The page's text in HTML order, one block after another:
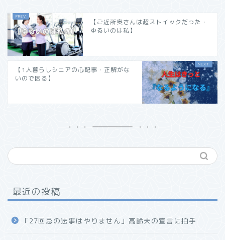
【ご近所奥さんは超ストイックだった・
ゆるいのは私】
【1人暮らしシニアの心配事・正解がな
いので困る】
最近の投稿
「27回忌の法事はやりません」高齢夫の宣言に拍手